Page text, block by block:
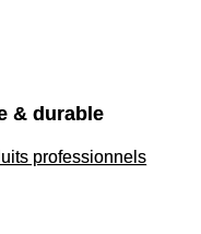
& durable
professionnels